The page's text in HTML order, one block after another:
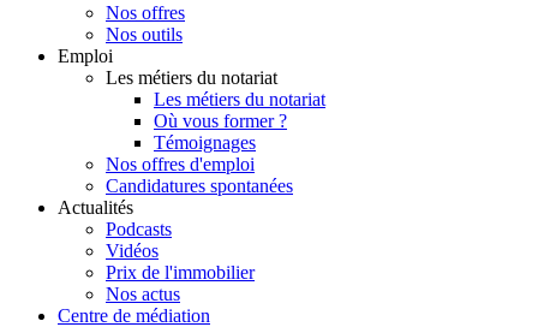
Nos offres
Nos outils
Emploi
Les métiers du notariat
Les métiers du notariat
Où vous former ?
Témoignages
Nos offres d'emploi
Candidatures spontanées
Actualités
Podcasts
Vidéos
Prix de l'immobilier
Nos actus
Centre de médiation